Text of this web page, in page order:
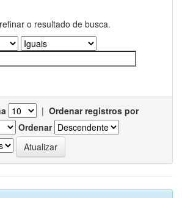
o resultado de busca.
| Ordenar registros por
Ordenar